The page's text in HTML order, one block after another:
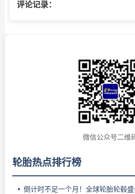
评论记录：
微信公众号二维
轮胎热点排行榜
倒计时不足一个月！全球轮胎轮毂盛